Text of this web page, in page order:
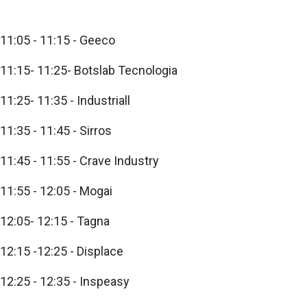
11:05 - 11:15 - Geeco
11:15- 11:25- Botslab Tecnologia
11:25- 11:35 - Industriall
11:35 - 11:45 - Sirros
11:45 - 11:55 - Crave Industry
11:55 - 12:05 - Mogai
12:05- 12:15 - Tagna
12:15 -12:25 - Displace
12:25 - 12:35 - Inspeasy